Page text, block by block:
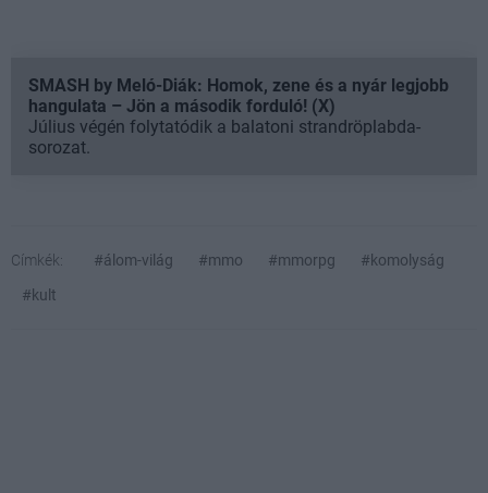
SMASH by Meló-Diák: Homok, zene és a nyár legjobb
hangulata – Jön a második forduló! (X)
Július végén folytatódik a balatoni strandröplabda-
sorozat.
Címkék: #álom-világ #mmo #mmorpg
#komolyság
#kult